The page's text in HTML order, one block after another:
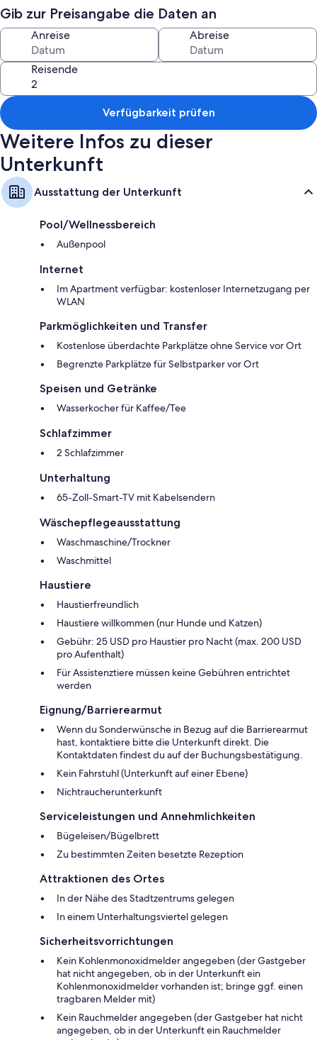
Rauchverbot in der Unterkunft
Zimmerausstattung
Alle Gästezimmer im The One 315 überzeugen durch Annehmlichkeiten
wie kostenloses WLAN.
Weitere Ausstattungsmerkmale und Services sind zum Beispiel:
Waschmaschinen/Trockner, Bügeleisen/Bügelbretter und
65-Zoll-Smart-TVs mit Kabelempfang
Gib zur Preisangabe die Daten an
Anreise Abreise
Reisende
Verfügbarkeit prüfen
Weitere Infos zu dieser
Unterkunft
Ausstattung der Unterkunft
Pool/Wellnessbereich
Außenpool
Internet
Im Apartment verfügbar: kostenloser Internetzugang per
WLAN
Parkmöglichkeiten und Transfer
Kostenlose überdachte Parkplätze ohne Service vor Ort
Begrenzte Parkplätze für Selbstparker vor Ort
Speisen und Getränke
Wasserkocher für Kaffee/Tee
Schlafzimmer
2 Schlafzimmer
Unterhaltung
65-Zoll-Smart-TV mit Kabelsendern
Wäschepflegeausstattung
Waschmaschine/Trockner
Waschmittel
Haustiere
Haustierfreundlich
Haustiere willkommen (nur Hunde und Katzen)
Gebühr: 25 USD pro Haustier pro Nacht (max. 200 USD
pro Aufenthalt)
Für Assistenztiere müssen keine Gebühren entrichtet
werden
Eignung/Barrierearmut
Wenn du Sonderwünsche in Bezug auf die Barrierearmut
hast, kontaktiere bitte die Unterkunft direkt. Die
Kontaktdaten findest du auf der Buchungsbestätigung.
Kein Fahrstuhl (Unterkunft auf einer Ebene)
Nichtraucherunterkunft
Serviceleistungen und Annehmlichkeiten
Bügeleisen/Bügelbrett
Zu bestimmten Zeiten besetzte Rezeption
Attraktionen des Ortes
In der Nähe des Stadtzentrums gelegen
In einem Unterhaltungsviertel gelegen
Sicherheitsvorrichtungen
Kein Kohlenmonoxidmelder angegeben (der Gastgeber
hat nicht angegeben, ob in der Unterkunft ein
Kohlenmonoxidmelder vorhanden ist; bringe ggf. einen
tragbaren Melder mit)
Kein Rauchmelder angegeben (der Gastgeber hat nicht
angegeben, ob in der Unterkunft ein Rauchmelder